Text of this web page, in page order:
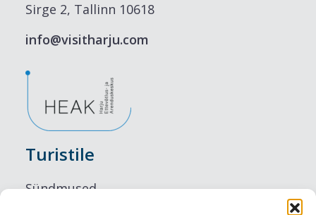
Sirge 2, Tallinn 10618
info@visitharju.com
Turistile
Sündmused